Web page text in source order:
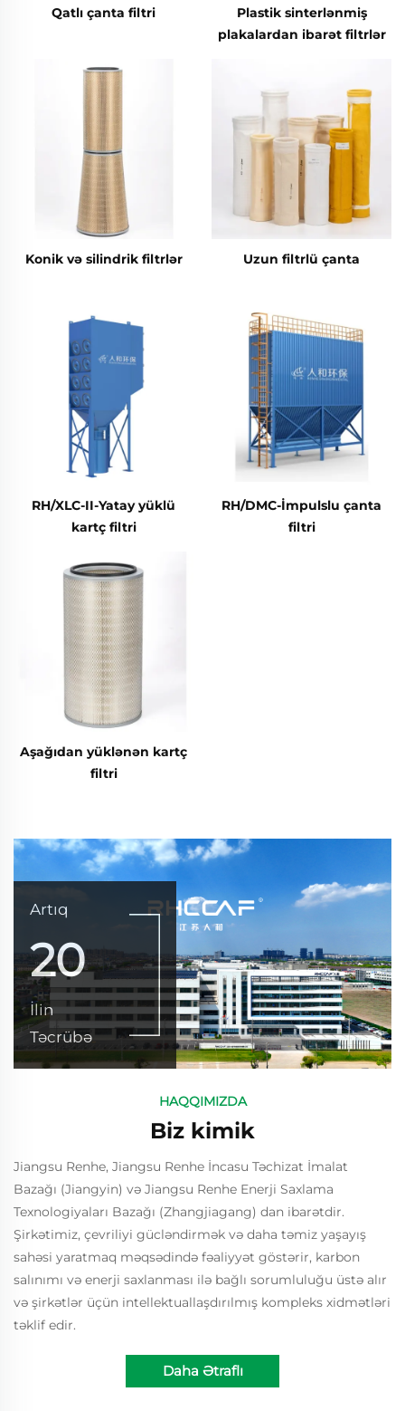
Qatlı çanta filtri
Plastik sinterlənmiş
plakalardan ibarət filtrlər
Konik və silindrik filtrlər Uzun filtrlü çanta
RH/XLC-II-Yatay yüklü
kartç filtri
RH/DMC-İmpulslu çanta
filtri
Aşağıdan yüklənən kartç
filtri
Artıq
20
İlin
Təcrübə
HAQQIMIZDA
Biz kimik
Jiangsu Renhe, Jiangsu Renhe İncasu Təchizat İmalat
Bazağı (Jiangyin) və Jiangsu Renhe Enerji Saxlama
Texnologiyaları Bazağı (Zhangjiagang) dan ibarətdir.
Şirkətimiz, çevriliyi gücləndirmək və daha təmiz yaşayış
sahəsi yaratmaq məqsədində fəaliyyət göstərir, karbon
salınımı və enerji saxlanması ilə bağlı sorumluluğu üstə alır
və şirkətlər üçün intellektuallaşdırılmış kompleks xidmətləri
təklif edir.
Daha Ətraflı